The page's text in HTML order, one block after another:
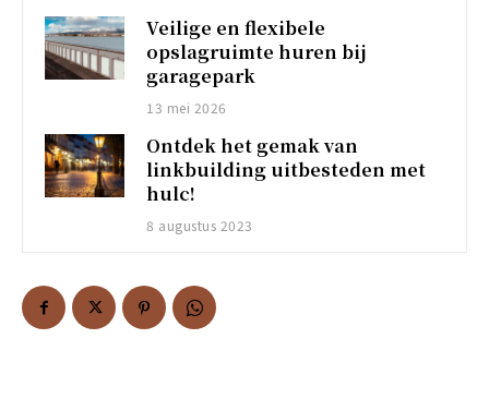
Veilige en flexibele
opslagruimte huren bij
garagepark
13 mei 2026
Ontdek het gemak van
linkbuilding uitbesteden met
hulc!
8 augustus 2023